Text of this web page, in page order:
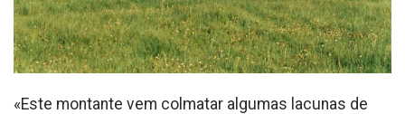
«Este montante vem colmatar algumas lacunas de